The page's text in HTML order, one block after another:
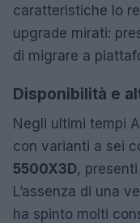
caratteristiche lo
upgrade mirati:
di migrare a
Disponibilità e
Negli ultimi tempi
con varianti a sei
5500X3D,
L’assenza di una
ha spinto molti